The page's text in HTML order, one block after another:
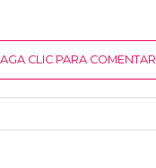
CLIC PARA COMENTAR